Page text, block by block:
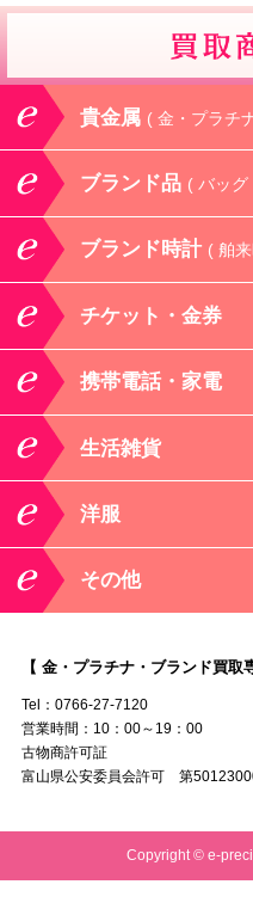
貴金属 ( 金・プラチ
ブランド品 ( バッグ
ブランド時計 ( 舶
チケット・金券
携帯電話・家電
生活雑貨
洋服
その他
【 金・プラチナ・ブランド買取
Tel：0766-27-7120
営業時間：10：00～19：00
古物商許可証
富山県公安委員会許可 第
Copyright © e-